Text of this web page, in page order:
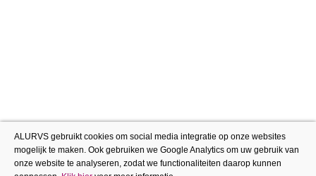
ALURVS gebruikt cookies om social media integratie op onze websites
mogelijk te maken. Ook gebruiken we Google Analytics om uw gebruik van
onze website te analyseren, zodat we functionaliteiten daarop kunnen